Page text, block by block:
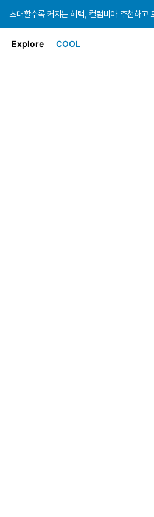
초대할수록 커지는 혜택, 컬럼비아 추천하고
초대할수록 커지는 혜택, 컬럼비아 추천하고
초대할수록 커지는 혜택, 컬럼비아 추천하고
Explore COOL